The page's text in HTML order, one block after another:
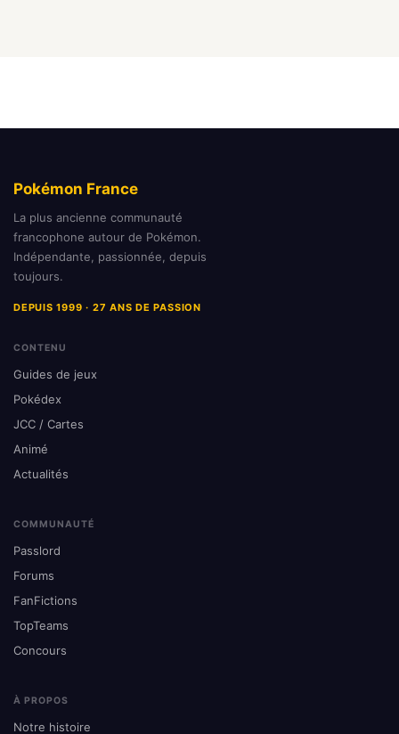
Pokémon France
La plus ancienne communauté
francophone autour de Pokémon.
Indépendante, passionnée, depuis
toujours.
DEPUIS 1999 · 27 ANS DE PASSION
CONTENU
Guides de jeux
Pokédex
JCC / Cartes
Animé
Actualités
COMMUNAUTÉ
Passlord
Forums
FanFictions
TopTeams
Concours
À PROPOS
Notre histoire